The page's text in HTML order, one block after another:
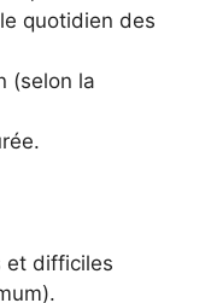
quotidien des
(selon la
et difficiles